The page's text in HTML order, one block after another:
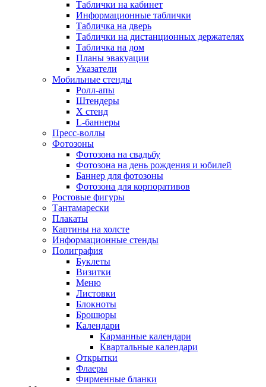
Таблички на кабинет
Информационные таблички
Табличка на дверь
Таблички на дистанционных держателях
Табличка на дом
Планы эвакуации
Указатели
Мобильные стенды
Ролл-апы
Штендеры
Х стенд
L-баннеры
Пресс-воллы
Фотозоны
Фотозона на свадьбу
Фотозона на день рождения и юбилей
Баннер для фотозоны
Фотозона для корпоративов
Ростовые фигуры
Тантамарески
Плакаты
Картины на холсте
Информационные стенды
Полиграфия
Буклеты
Визитки
Меню
Листовки
Блокноты
Брошюры
Календари
Карманные календари
Квартальные календари
Открытки
Флаеры
Фирменные бланки